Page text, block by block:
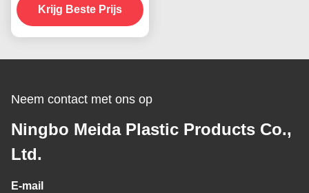
doden lamp vliegende
insecten vanger
Krijg Beste Prijs
Neem contact met ons op
Ningbo Meida Plastic Products Co.,
Ltd.
E-mail